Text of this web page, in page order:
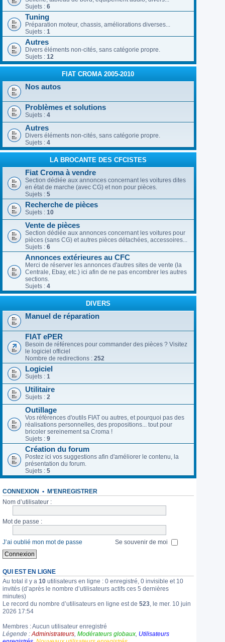
Sujets : 6
Tuning
Préparation moteur, chassis, améliorations diverses...
Sujets : 1
Autres
Divers éléments non-cités, sans catégorie propre.
Sujets : 12
FIAT CROMA 2005-2010
Nos autos
Problèmes et solutions
Sujets : 4
Autres
Divers éléments non-cités, sans catégorie propre.
Sujets : 4
LA BROCANTE DES CFCISTES
Fiat Croma à vendre
Section dédiée aux annonces concernant les voitures dites
en état de marche (avec CG) et non pour pièces.
Sujets : 5
Recherche de pièces
Sujets : 10
Vente de pièces
Section dédiée aux annonces concernant les voitures pour
pièces (sans CG) et autres pièces détachées, accessoires...
Sujets : 6
Annonces extérieures au CFC
Merci de réserver les annonces d'autres sites de vente (la
Centrale, Ebay, etc.) ici afin de ne pas encombrer les autres
sections.
Sujets : 4
DIVERS
Manuel de réparation
FIAT ePER
Besoin de références pour commander des pièces ? Visitez
le logiciel officiel
Nombre de redirections : 252
Logiciel
Sujets : 1
Utilitaire
Sujets : 2
Outillage
Vos références d'outils FIAT ou autres, et pourquoi pas des
réalisations personnelles, des propositions... tout pour
bricoler sereinement sa Croma !
Sujets : 9
Création du forum
Postez ici vos suggestions afin d'améliorer le contenu, la
présentation du forum.
Sujets : 5
CONNEXION • M’ENREGISTRER
Nom d’utilisateur :
Mot de passe :
J’ai oublié mon mot de passe Se souvenir de moi
QUI EST EN LIGNE
Au total il y a 10 utilisateurs en ligne : 0 enregistré, 0 invisible et 10
invités (d’après le nombre d’utilisateurs actifs ces 5 dernières
minutes)
Le record du nombre d’utilisateurs en ligne est de 523, le mer. 10 juin
2026 17:54
Membres : Aucun utilisateur enregistré
Légende :Administrateurs, Modérateurs globaux, Utilisateurs